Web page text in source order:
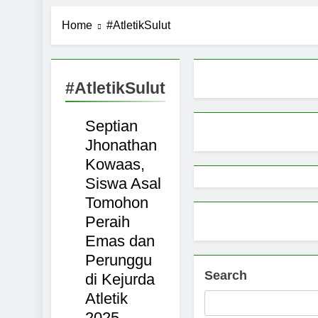
Pemprov
9 Months Ago
Home #AtletikSulut
#AtletikSulut
TOMOHON
SULAWESI
Septian
Jhonathan
Kowaas,
Siswa Asal
Tomohon
Peraih
Emas dan
Perunggu
di Kejurda
Atletik
Search